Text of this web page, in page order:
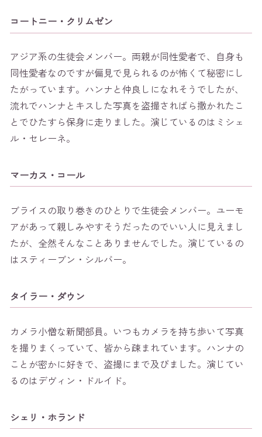
コートニー・クリムゼン
アジア系の生徒会メンバー。両親が同性愛者で、自身も
同性愛者なのですが偏見で見られるのが怖くて秘密にし
たがっています。ハンナと仲良しになれそうでしたが、
流れでハンナとキスした写真を盗撮さればら撒かれたこ
とでひたすら保身に走りました。演じているのはミシェ
ル・セレーネ。
マーカス・コール
ブライスの取り巻きのひとりで生徒会メンバー。ユーモ
アがあって親しみやすそうだったのでいい人に見えまし
たが、全然そんなことありませんでした。演じているの
はスティーブン・シルバー。
タイラー・ダウン
カメラ小僧な新聞部員。いつもカメラを持ち歩いて写真
を撮りまくっていて、皆から疎まれています。ハンナの
ことが密かに好きで、盗撮にまで及びました。演じてい
るのはデヴィン・ドルイド。
シェリ・ホランド